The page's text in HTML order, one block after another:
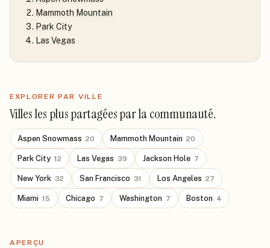
Mammoth Mountain
Park City
Las Vegas
EXPLORER PAR VILLE
Villes les plus partagées par la communauté.
Aspen Snowmass 20 Mammoth Mountain 20
Park City 12 Las Vegas 39 Jackson Hole 7
New York 32 San Francisco 31 Los Angeles 27
Miami 15 Chicago 7 Washington 7 Boston 4
APERÇU